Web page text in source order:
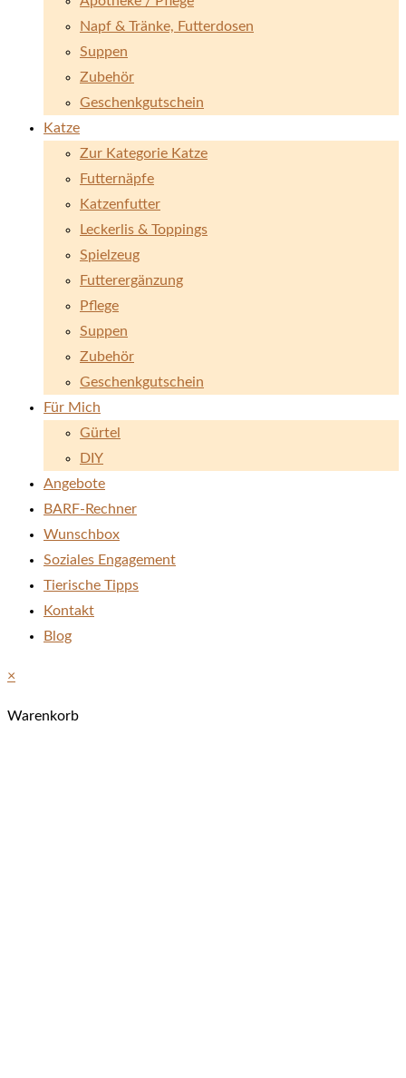
Napf & Tränke, Futterdosen
Suppen
Zubehör
Geschenkgutschein
Katze
Zur Kategorie Katze
Futternäpfe
Katzenfutter
Leckerlis & Toppings
Spielzeug
Futterergänzung
Pflege
Suppen
Zubehör
Geschenkgutschein
Für Mich
Gürtel
DIY
Angebote
BARF-Rechner
Wunschbox
Soziales Engagement
Tierische Tipps
Kontakt
Blog
×
Warenkorb